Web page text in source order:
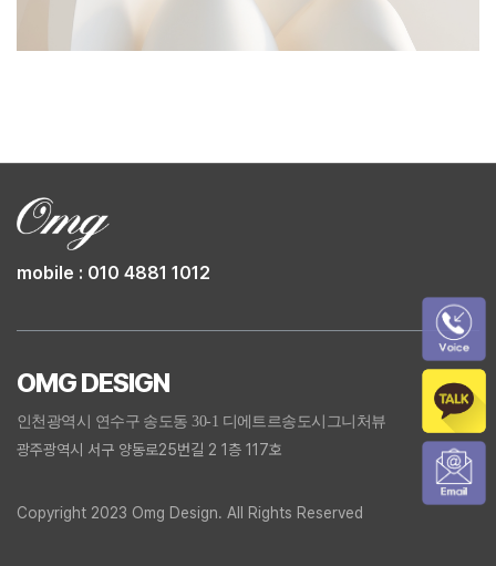
OMG DESIGN
인천광역시 연수구 송도동 30-1 디에트르송도시그니처뷰
광주광역시 서구 양동로25번길 2 1층 117호
Copyright 2023 Omg Design. All Rights Reserved
mobile : 010 4881 1012